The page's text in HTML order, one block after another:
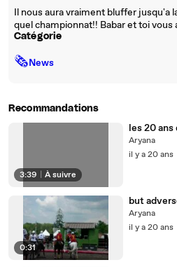
Il nous aura vraiment bluffer jusqu'a
quel championnat!! Babar et toi vous
Catégorie
🗞News
Recommandations
3:39 À suivre
les 20 ans
Aryana
il y a 20 ans
0:31
but
Aryana
il y a 20 ans